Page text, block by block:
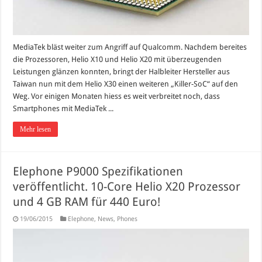
MediaTek bläst weiter zum Angriff auf Qualcomm. Nachdem bereites
die Prozessoren, Helio X10 und Helio X20 mit überzeugenden
Leistungen glänzen konnten, bringt der Halbleiter Hersteller aus
Taiwan nun mit dem Helio X30 einen weiteren „Killer-SoC“ auf den
Weg. Vor einigen Monaten hiess es weit verbreitet noch, dass
Smartphones mit MediaTek ...
Mehr lesen
Elephone P9000 Spezifikationen
veröffentlicht. 10-Core Helio X20 Prozessor
und 4 GB RAM für 440 Euro!
19/06/2015 Elephone, News, Phones